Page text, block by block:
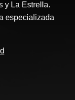
y La Estrella.
especializada